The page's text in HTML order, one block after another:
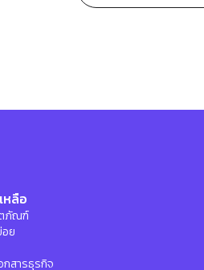
หลือ
ภัณฑ์
ย
กสารธุรกิจ